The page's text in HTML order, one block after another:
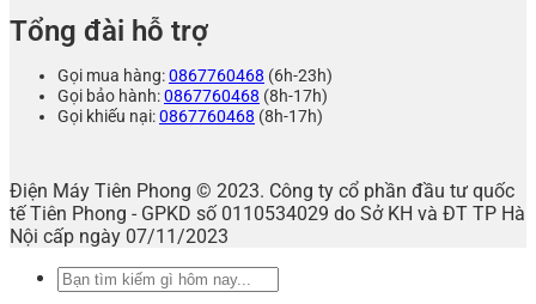
Tổng đài hỗ trợ
Gọi mua hàng:0867760468 (6h-23h)
Gọi bảo hành:0867760468 (8h-17h)
Gọi khiếu nại:0867760468 (8h-17h)
Điện Máy Tiên Phong © 2023. Công ty cổ phần đầu tư quốc
tế Tiên Phong - GPKD số 0110534029 do Sở KH và ĐT TP Hà
Nội cấp ngày 07/11/2023
Tìm